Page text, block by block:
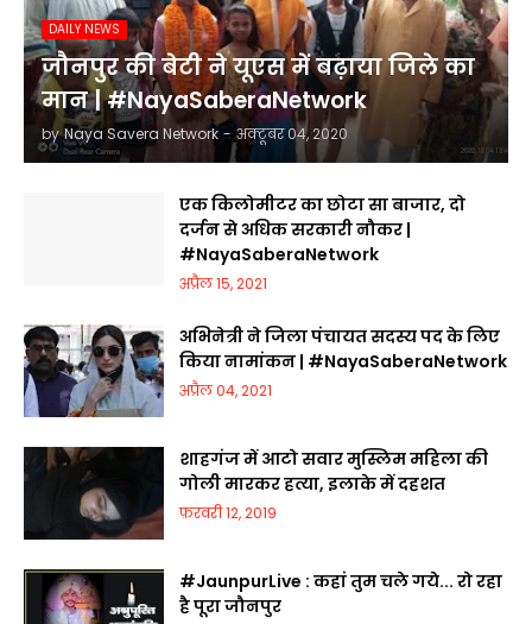
DAILY NEWS
जौनपुर की बेटी ने यूएस में बढ़ाया जिले का
मान | #NayaSaberaNetwork
by Naya Savera Network - अक्टूबर 04, 2020
एक किलोमीटर का छोटा सा बाजार, दो
दर्जन से अधिक सरकारी नौकर |
#NayaSaberaNetwork
अप्रैल 15, 2021
अभिनेत्री ने जिला पंचायत सदस्य पद के लिए
किया नामांकन | #NayaSaberaNetwork
अप्रैल 04, 2021
शाहगंज में आटो सवार मुस्लिम महिला की
गोली मारकर हत्या, इलाके में दहशत
फ़रवरी 12, 2019
#JaunpurLive : कहां तुम चले गये... रो रहा
है पूरा जौनपुर